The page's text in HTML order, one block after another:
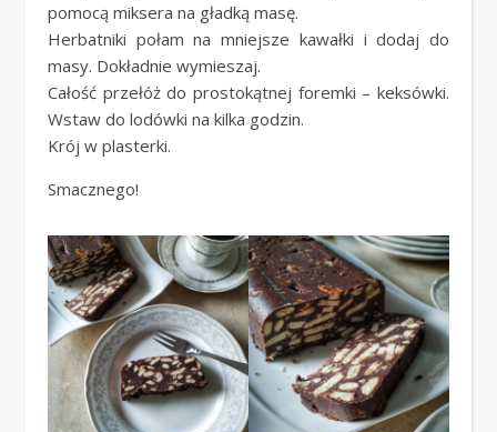
pomocą miksera na gładką masę.
Herbatniki połam na mniejsze kawałki i dodaj do
masy. Dokładnie wymieszaj.
Całość przełóż do prostokątnej foremki – keksówki.
Wstaw do lodówki na kilka godzin.
Krój w plasterki.
Smacznego!